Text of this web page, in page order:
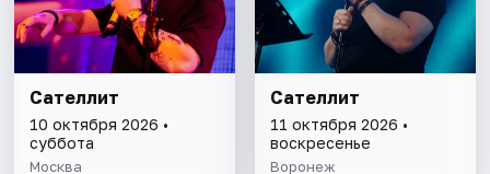
Сателлит
10 октября 2026 •
суббота
Москва
Сателлит
11 октября 2026 •
воскресенье
Воронеж